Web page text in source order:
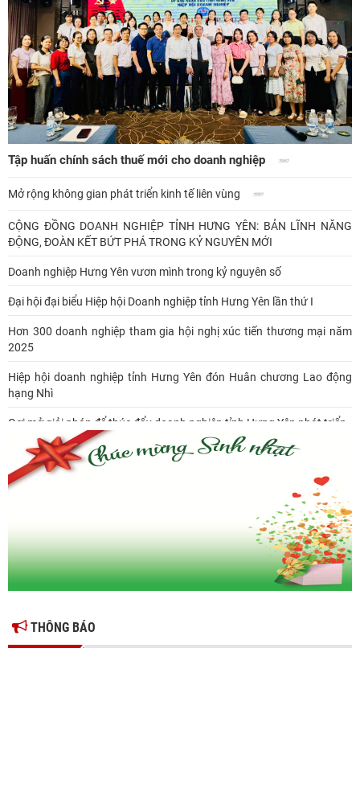
Tập huấn chính sách thuế mới cho doanh nghiệp
Mở rộng không gian phát triển kinh tế liên vùng
CỘNG ĐỒNG DOANH NGHIỆP TỈNH HƯNG YÊN: BẢN LĨNH NĂNG
ĐỘNG, ĐOÀN KẾT BỨT PHÁ TRONG KỶ NGUYÊN MỚI
Doanh nghiệp Hưng Yên vươn mình trong kỷ nguyên số
Đại hội đại biểu Hiệp hội Doanh nghiệp tỉnh Hưng Yên lần thứ I
Hơn 300 doanh nghiệp tham gia hội nghị xúc tiến thương mại năm
2025
Hiệp hội doanh nghiệp tỉnh Hưng Yên đón Huân chương Lao động
hạng Nhì
Gợi mở giải pháp để thúc đẩy doanh nghiệp tỉnh Hưng Yên phát triển
Ông Đỗ Văn Vẻ là Chủ tịch Hiệp hội Doanh nghiệp tỉnh Hưng Yên
Hiệp hội doanh nghiệp tỉnh Hưng Yên: Cập nhật chính sách thuế mới
THÔNG BÁO